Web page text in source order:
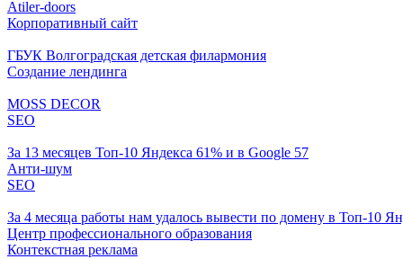
Atiler-doors
Корпоративный сайт
ГБУК Волгоградская детская филармония
Создание лендинга
MOSS DECOR
SEO
За 13 месяцев Топ-10 Яндекса 61% и в Google 57
Анти-шум
SEO
За 4 месяца работы нам удалось вывести по домену в Топ-10
Центр профессионального образования
Контекстная реклама